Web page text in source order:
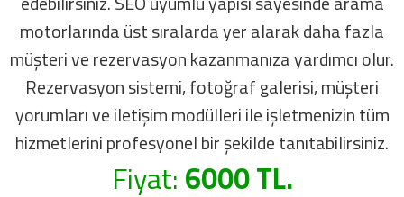
motorlarında üst sıralarda yer alarak daha fazla
müşteri ve rezervasyon kazanmanıza yardımcı olur.
Rezervasyon sistemi, fotoğraf galerisi, müşteri
yorumları ve iletişim modülleri ile işletmenizin tüm
hizmetlerini profesyonel bir şekilde tanıtabilirsiniz.
Fiyat: 6000 TL.